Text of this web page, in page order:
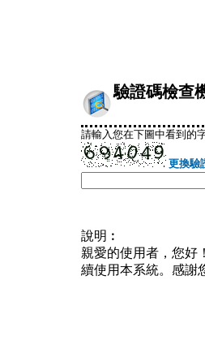
驗證碼檢查
請輸入您在下圖中看到的
更換驗
說明︰
親愛的使用者，您好
續使用本系統。感謝